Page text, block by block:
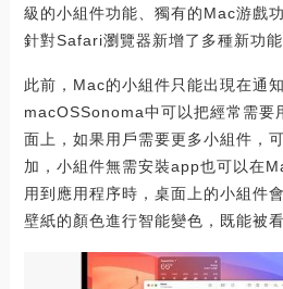
級的小組件功能、獨有的Mac游戲
針對Safari瀏覽器新增了多種新功能
此前，Mac的小組件只能出現在通知
macOSSonoma中可以把經常需要
面上，如果用戶需要更多小組件，
加，小組件無需安裝app也可以在
用到應用程序時，桌面上的小組件
壁紙的顏色進行智能變色，既能被